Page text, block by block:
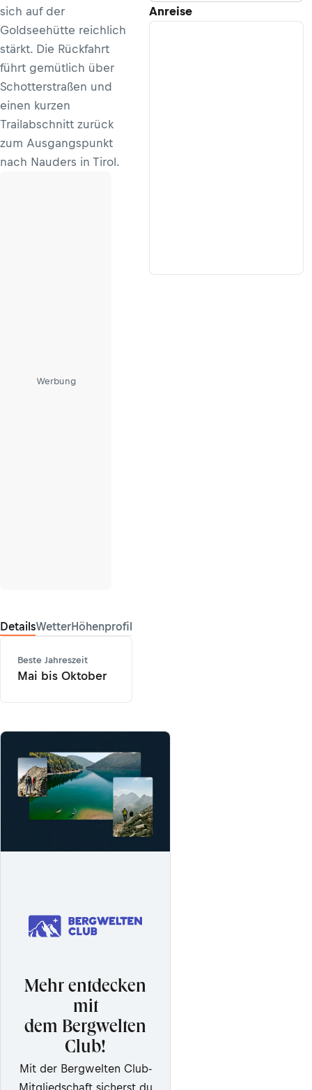
sich auf der
Goldseehütte reichlich
stärkt. Die Rückfahrt
führt gemütlich über
Schotterstraßen und
einen kurzen
Trailabschnitt zurück
zum Ausgangspunkt
nach Nauders in Tirol.
Werbung
DetailsWetterHöhenprofil
Beste Jahreszeit
Mai bis Oktober
Anreise
Mehr entdecken
mit
dem Bergwelten
Club!
Mit der Bergwelten Club-
Mitgliedschaft sicherst du